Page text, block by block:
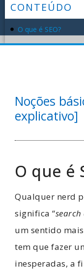
CONTEÚDO
O que é SEO?
Noções
explicativo]
O que é
Qualquer nerd
significa “
um sentido
tem que fazer
inesperadas, a